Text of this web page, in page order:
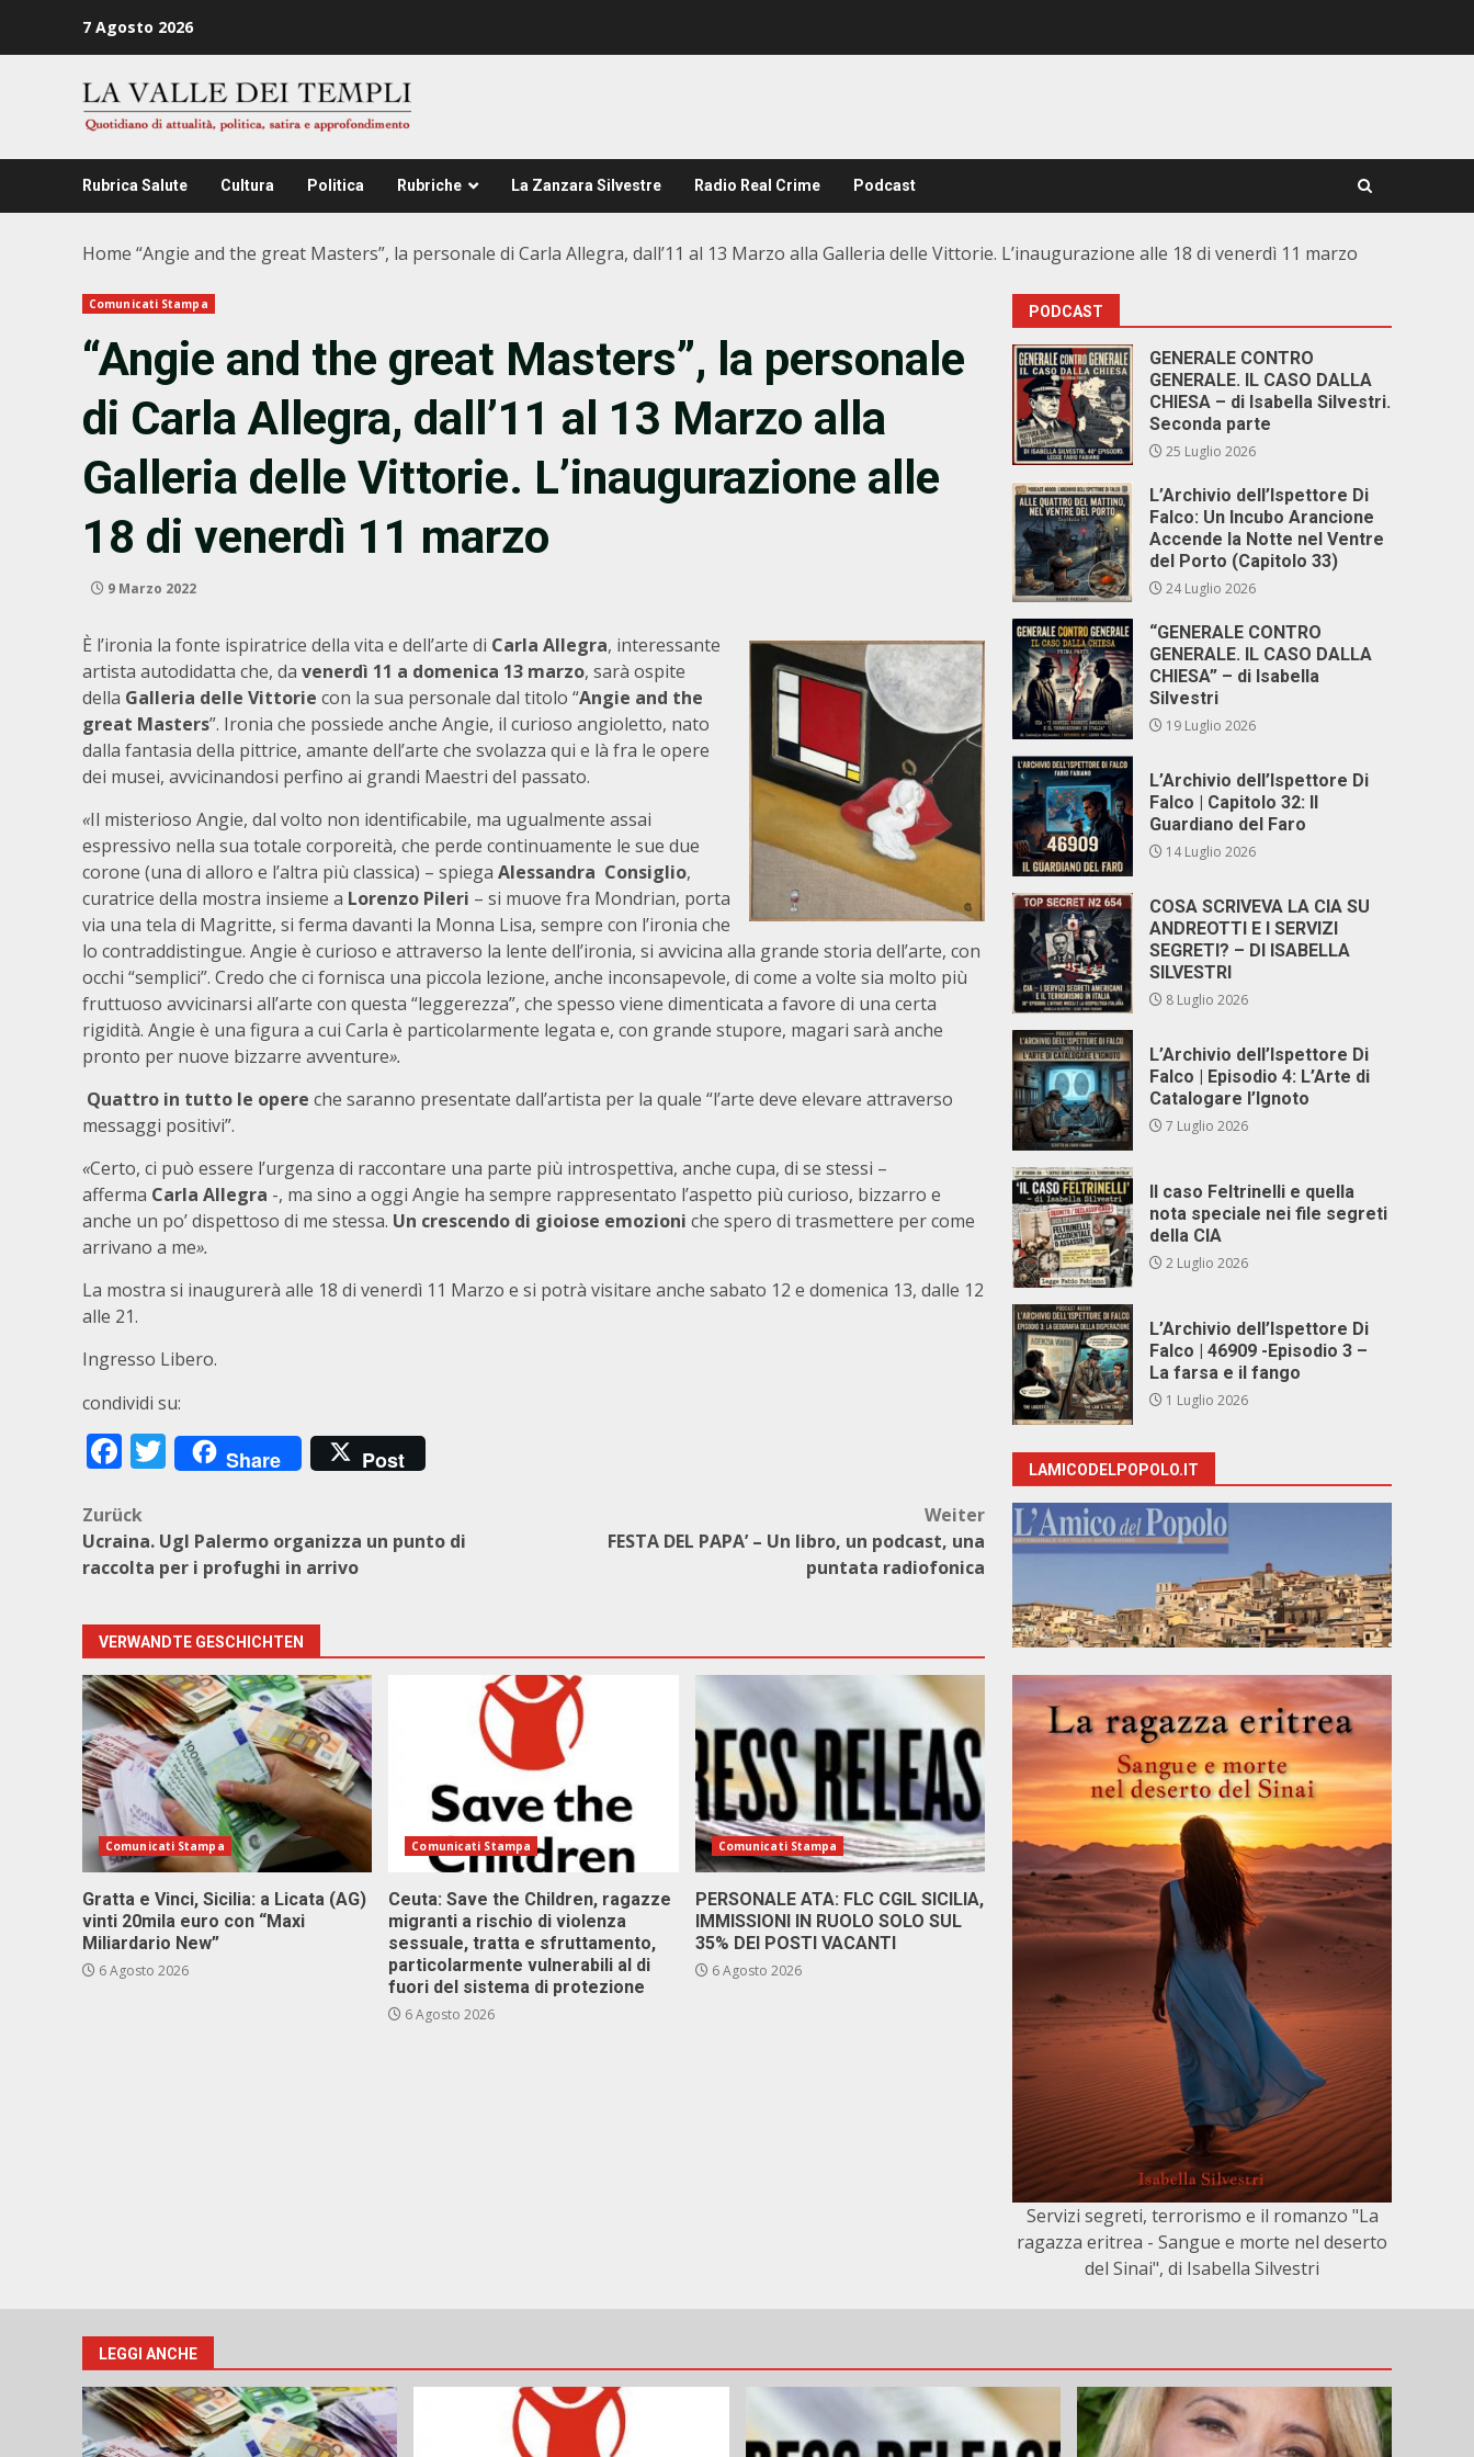
7 Agosto 2026
Rubrica Salute Cultura Politica Rubriche La Zanzara Silvestre Radio Real Crime Podcast
Home “Angie and the great Masters”, la personale di Carla Allegra, dall’11 al 13 Marzo alla Galleria delle Vittorie. L’inaugurazione alle 18 di venerdì 11 marzo
Comunicati Stampa
“Angie and the great Masters”, la personale
di Carla Allegra, dall’11 al 13 Marzo alla
Galleria delle Vittorie. L’inaugurazione alle
18 di venerdì 11 marzo
9 Marzo 2022
È l’ironia la fonte ispiratrice della vita e dell’arte di Carla Allegra, interessante
artista autodidatta che, da venerdì 11 a domenica 13 marzo, sarà ospite
della Galleria delle Vittorie con la sua personale dal titolo “Angie and the
great Masters”. Ironia che possiede anche Angie, il curioso angioletto, nato
dalla fantasia della pittrice, amante dell’arte che svolazza qui e là fra le opere
dei musei, avvicinandosi perfino ai grandi Maestri del passato.
«Il misterioso Angie, dal volto non identificabile, ma ugualmente assai
espressivo nella sua totale corporeità, che perde continuamente le sue due
corone (una di alloro e l’altra più classica) – spiega Alessandra Consiglio,
curatrice della mostra insieme a Lorenzo Pileri – si muove fra Mondrian, porta
via una tela di Magritte, si ferma davanti la Monna Lisa, sempre con l’ironia che
lo contraddistingue. Angie è curioso e attraverso la lente dell’ironia, si avvicina alla grande storia dell’arte, con
occhi “semplici”. Credo che ci fornisca una piccola lezione, anche inconsapevole, di come a volte sia molto più
fruttuoso avvicinarsi all’arte con questa “leggerezza”, che spesso viene dimenticata a favore di una certa
rigidità. Angie è una figura a cui Carla è particolarmente legata e, con grande stupore, magari sarà anche
pronto per nuove bizzarre avventure».
Quattro in tutto le opere che saranno presentate dall’artista per la quale “l’arte deve elevare attraverso
messaggi positivi”.
«Certo, ci può essere l’urgenza di raccontare una parte più introspettiva, anche cupa, di se stessi –
afferma Carla Allegra -, ma sino a oggi Angie ha sempre rappresentato l’aspetto più curioso, bizzarro e
anche un po’ dispettoso di me stessa. Un crescendo di gioiose emozioni che spero di trasmettere per come
arrivano a me».
La mostra si inaugurerà alle 18 di venerdì 11 Marzo e si potrà visitare anche sabato 12 e domenica 13, dalle 12
alle 21.
Ingresso Libero.
condividi su:
Facebook
Twitter
Share Post
Beitragsnavigation
Zurück
Ucraina. Ugl Palermo organizza un punto di
raccolta per i profughi in arrivo
Weiter
FESTA DEL PAPA’ – Un libro, un podcast, una
puntata radiofonica
VERWANDTE GESCHICHTEN
Comunicati Stampa
Gratta e Vinci, Sicilia: a Licata (AG)
vinti 20mila euro con “Maxi
Miliardario New”
6 Agosto 2026
Comunicati Stampa
Ceuta: Save the Children, ragazze
migranti a rischio di violenza
sessuale, tratta e sfruttamento,
particolarmente vulnerabili al di
fuori del sistema di protezione
6 Agosto 2026
Comunicati Stampa
PERSONALE ATA: FLC CGIL SICILIA,
IMMISSIONI IN RUOLO SOLO SUL
35% DEI POSTI VACANTI
6 Agosto 2026
PODCAST
GENERALE CONTRO
GENERALE. IL CASO DALLA
CHIESA – di Isabella Silvestri.
Seconda parte
25 Luglio 2026
L’Archivio dell’Ispettore Di
Falco: Un Incubo Arancione
Accende la Notte nel Ventre
del Porto (Capitolo 33)
24 Luglio 2026
“GENERALE CONTRO
GENERALE. IL CASO DALLA
CHIESA” – di Isabella
Silvestri
19 Luglio 2026
L’Archivio dell’Ispettore Di
Falco | Capitolo 32: Il
Guardiano del Faro
14 Luglio 2026
COSA SCRIVEVA LA CIA SU
ANDREOTTI E I SERVIZI
SEGRETI? – DI ISABELLA
SILVESTRI
8 Luglio 2026
L’Archivio dell’Ispettore Di
Falco | Episodio 4: L’Arte di
Catalogare l’Ignoto
7 Luglio 2026
Il caso Feltrinelli e quella
nota speciale nei file segreti
della CIA
2 Luglio 2026
L’Archivio dell’Ispettore Di
Falco | 46909 -Episodio 3 –
La farsa e il fango
1 Luglio 2026
LAMICODELPOPOLO.IT
Servizi segreti, terrorismo e il romanzo "La
ragazza eritrea - Sangue e morte nel deserto
del Sinai", di Isabella Silvestri
LEGGI ANCHE